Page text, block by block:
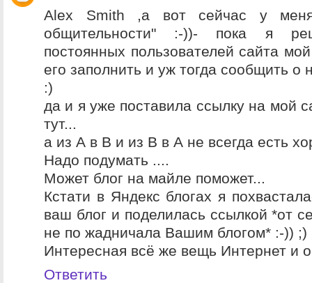
Alex Smith ,а вот сейчас у
общительности" :-))- пока я
постоянных пользователей сайта
его заполнить и уж тогда сообщить о
:)
да и я уже поставила ссылку на мой
тут...
а из А в В и из В в А не всегда есть
Надо подумать ....
Может блог на майле поможет...
Кстати в Яндекс блогах я
ваш блог и поделилась ссылкой *от
не по жадничала Вашим блогом* :-)) ;)
Интересная всё же вещь Интернет и
Ответить